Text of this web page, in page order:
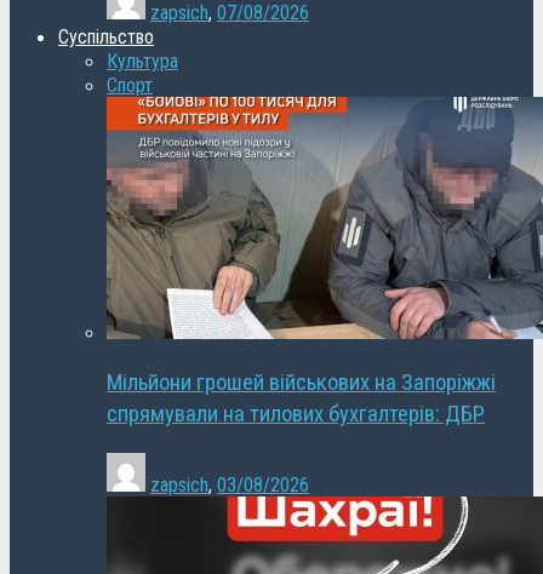
zapsich, 07/08/2026
Суспільство
Культура
Спорт
Мільйони грошей військових на Запоріжжі
спрямували на тилових бухгалтерів: ДБР
zapsich, 03/08/2026